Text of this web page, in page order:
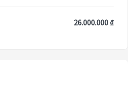
26.000.000 ₫